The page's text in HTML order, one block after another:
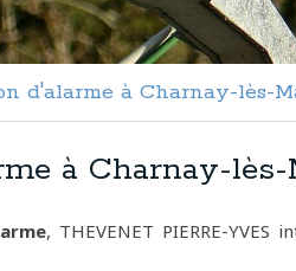
d'alarme à Charnay-lès-
à Charnay-lès-
, THEVENET PIERRE-